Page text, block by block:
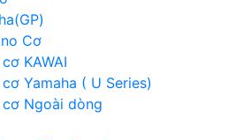
Cơ
KAWAI
Yamaha ( U Series)
cơ Ngoài dòng